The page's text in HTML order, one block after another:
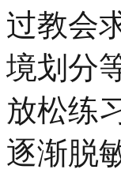
过教会
境划分
放松练
逐渐脱